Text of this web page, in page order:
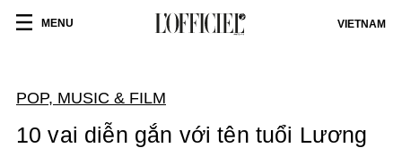
MENU VIETNAM
POP, MUSIC & FILM
10 vai diễn gắn với tên tuổi Lương